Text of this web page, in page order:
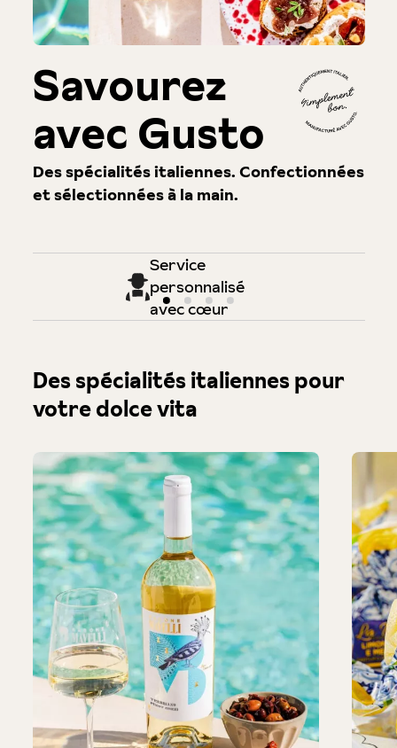
Savourez
avec Gusto
Des spécialités italiennes. Confectionnées
et sélectionnées à la main.
Service
personnalisé
avec cœur
Produktgalerie überspringen
Des spécialités italiennes pour
votre dolce vita